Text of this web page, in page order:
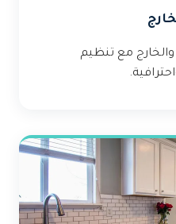
مع تنظيم